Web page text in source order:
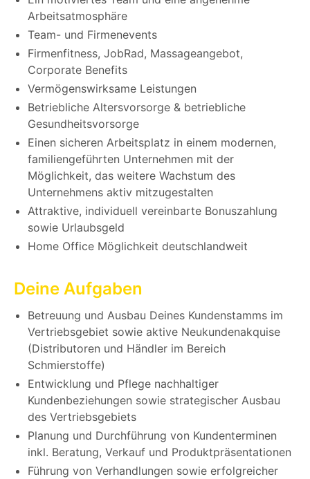
Arbeitsatmosphäre
Team- und Firmenevents
Firmenfitness, JobRad, Massageangebot,
Corporate Benefits
Vermögenswirksame Leistungen
Betriebliche Altersvorsorge & betriebliche
Gesundheitsvorsorge
Einen sicheren Arbeitsplatz in einem modernen,
familiengeführten Unternehmen mit der
Möglichkeit, das weitere Wachstum des
Unternehmens aktiv mitzugestalten
Attraktive, individuell vereinbarte Bonuszahlung
sowie Urlaubsgeld
Home Office Möglichkeit deutschlandweit
Deine Aufgaben
Betreuung und Ausbau Deines Kundenstamms im
Vertriebsgebiet sowie aktive Neukundenakquise
(Distributoren und Händler im Bereich
Schmierstoffe)
Entwicklung und Pflege nachhaltiger
Kundenbeziehungen sowie strategischer Ausbau
des Vertriebsgebiets
Planung und Durchführung von Kundenterminen
inkl. Beratung, Verkauf und Produktpräsentationen
Führung von Verhandlungen sowie erfolgreicher